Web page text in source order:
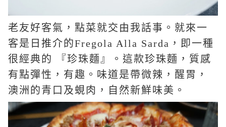
老友好客氣，點菜就交由我話事。就來一
客是日推介的Fregola Alla Sarda ，即一種
很經典的 『珍珠麵』。這款珍珠麵，質感
有點彈性，有趣。味道是帶微辣，醒胃，
澳洲的青口及蜆肉，自然新鮮味美。